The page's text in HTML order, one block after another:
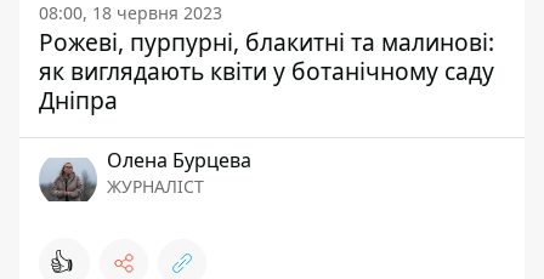
08:00, 18 червня 2023
Рожеві, пурпурні, блакитні та малинові:
як виглядають квіти у ботанічному саду
Дніпра
Олена Бурцева
ЖУРНАЛІСТ
👍